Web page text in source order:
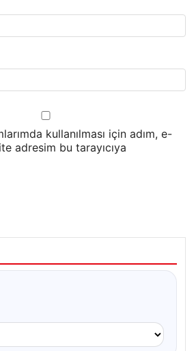
kullanılması için adım, e-
adresim bu tarayıcıya